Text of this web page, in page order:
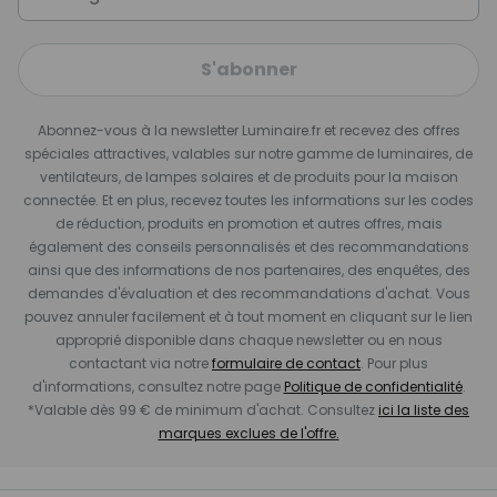
S'abonner
Abonnez-vous à la newsletter Luminaire.fr et recevez des offres
spéciales attractives, valables sur notre gamme de luminaires, de
ventilateurs, de lampes solaires et de produits pour la maison
connectée. Et en plus, recevez toutes les informations sur les codes
de réduction, produits en promotion et autres offres, mais
également des conseils personnalisés et des recommandations
ainsi que des informations de nos partenaires, des enquêtes, des
demandes d'évaluation et des recommandations d'achat. Vous
pouvez annuler facilement et à tout moment en cliquant sur le lien
approprié disponible dans chaque newsletter ou en nous
contactant via notreformulaire de contact. Pour plus
d'informations, consultez notre page Politique de confidentialité.
*Valable dès 99 € de minimum d'achat. Consultez ici la liste des
marques exclues de l'offre.